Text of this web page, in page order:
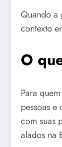
Quando a
contexto
O
Para
pessoas
com suas
alados na